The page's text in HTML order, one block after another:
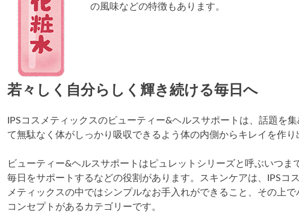
の風味などの特徴もあります。
若々しく自分らしく輝き続ける毎日へ
IPSコスメティックスのビューティー&ヘルスサポートは、話題を
て無駄なく体がしっかり吸収できるよう体の内側からキレイを作
ビューティー&ヘルスサポートはピュレットシリーズと呼ぶいつま
毎日をサポートするなどの役割があります。スキンケアは、IPSコ
メティックスの中ではシンプルなお手入れができること、その上
コンセプトがあるカテゴリーです。